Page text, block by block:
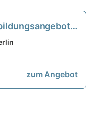
zum Angebot